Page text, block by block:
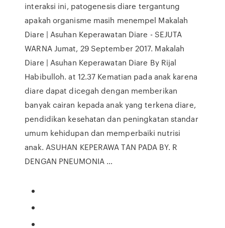
interaksi ini, patogenesis diare tergantung
apakah organisme masih menempel Makalah
Diare | Asuhan Keperawatan Diare - SEJUTA
WARNA Jumat, 29 September 2017. Makalah
Diare | Asuhan Keperawatan Diare By Rijal
Habibulloh. at 12.37 Kematian pada anak karena
diare dapat dicegah dengan memberikan
banyak cairan kepada anak yang terkena diare,
pendidikan kesehatan dan peningkatan standar
umum kehidupan dan memperbaiki nutrisi
anak. ASUHAN KEPERAWA TAN PADA BY. R
DENGAN PNEUMONIA …